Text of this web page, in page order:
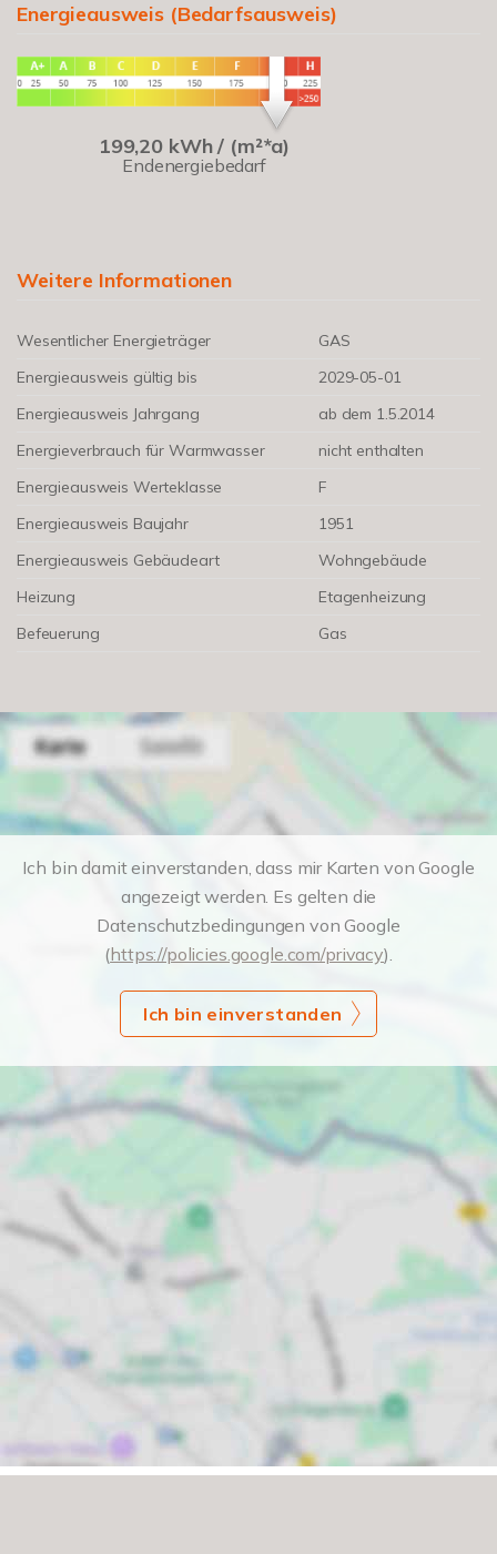
Energieausweis (Bedarfsausweis)
199,20 kWh / (m²*a)
Endenergiebedarf
Weitere Informationen
Wesentlicher Energieträger
GAS
Energieausweis gültig bis
2029-05-01
Energieausweis Jahrgang
ab dem 1.5.2014
Energieverbrauch für Warmwasser
nicht enthalten
Energieausweis Werteklasse
F
Energieausweis Baujahr
1951
Energieausweis Gebäudeart
Wohngebäude
Heizung
Etagenheizung
Befeuerung
Gas
Ich bin damit einverstanden, dass mir Karten von Google
angezeigt werden. Es gelten die
Datenschutzbedingungen von Google
(https://policies.google.com/privacy).
Ich bin einverstanden